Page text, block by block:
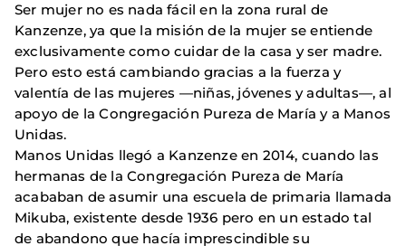
Ser mujer no es nada fácil en la zona rural de
Kanzenze, ya que la misión de la mujer se entiende
exclusivamente como cuidar de la casa y ser madre.
Pero esto está cambiando gracias a la fuerza y
valentía de las mujeres —niñas, jóvenes y adultas—, al
apoyo de la Congregación Pureza de María y a Manos
Unidas.
Manos Unidas llegó a Kanzenze en 2014, cuando las
hermanas de la Congregación Pureza de María
acababan de asumir una escuela de primaria llamada
Mikuba, existente desde 1936 pero en un estado tal
de abandono que hacía imprescindible su